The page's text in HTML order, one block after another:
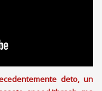
deto, un